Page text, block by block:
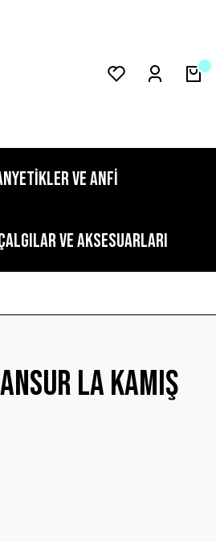
VE ANFİ
VE AKSESUARLARI
LA KAMIŞ